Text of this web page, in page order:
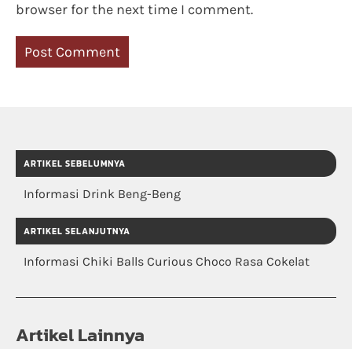
browser for the next time I comment.
ARTIKEL SEBELUMNYA
Informasi Drink Beng-Beng
ARTIKEL SELANJUTNYA
Informasi Chiki Balls Curious Choco Rasa Cokelat
Artikel Lainnya